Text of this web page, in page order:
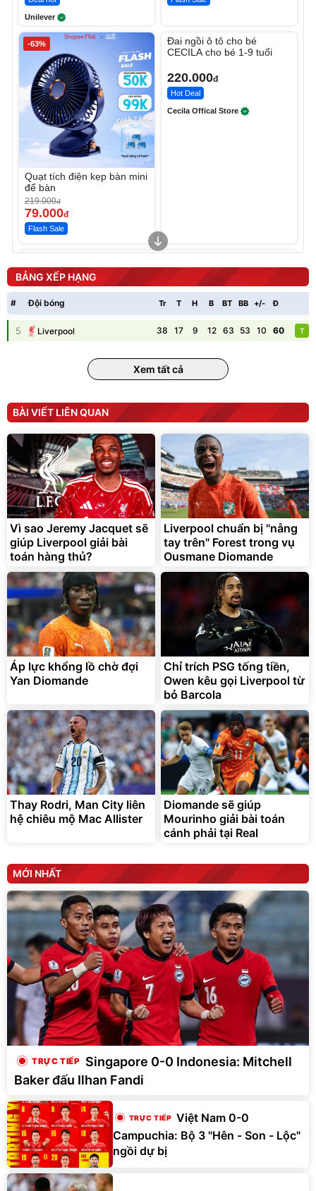
Unilever
-63%
Quạt tích điện kẹp bàn mini
để bàn
219.000đ
79.000đ
Flash Sale
Đai ngồi ô tô cho bé
CECILA cho bé 1-9 tuổi
220.000đ
Hot Deal
Cecila Offical Store
tức thì Vaseline Body
190.000 đ
138.330
D2-001 - Thông Minh
3.000.000
2.200.000
Unmute
Vali Bamozo Khung Nhôm
9066 Size 20/24/28 Cao
Flash Sale
Lót ghế ôtô, nâng lưng
chống nóng giúp thoải mái
trong di chuyển
295.000 đ
Đã bán nhiều
BẢNG XẾP HẠNG
# Đội bóng Tr T H B BT BB +/- Đ
5 Liverpool 38 17 9 12 63 53 10 60 T
Xem tất cả
BÀI VIẾT LIÊN QUAN
Vì sao Jeremy Jacquet sẽ
giúp Liverpool giải bài
toán hàng thủ?
Liverpool chuẩn bị "nẫng
tay trên" Forest trong vụ
Ousmane Diomande
Áp lực khổng lồ chờ đợi
Yan Diomande
Chỉ trích PSG tống tiền,
Owen kêu gọi Liverpool từ
bỏ Barcola
Thay Rodri, Man City liên
hệ chiêu mộ Mac Allister
Diomande sẽ giúp
Mourinho giải bài toán
cánh phải tại Real
MỚI NHẤT
Singapore 0-0 Indonesia: Mitchell
Baker đấu Ilhan Fandi
Việt Nam 0-0
Campuchia: Bộ 3 "Hên - Son - Lộc"
ngồi dự bị